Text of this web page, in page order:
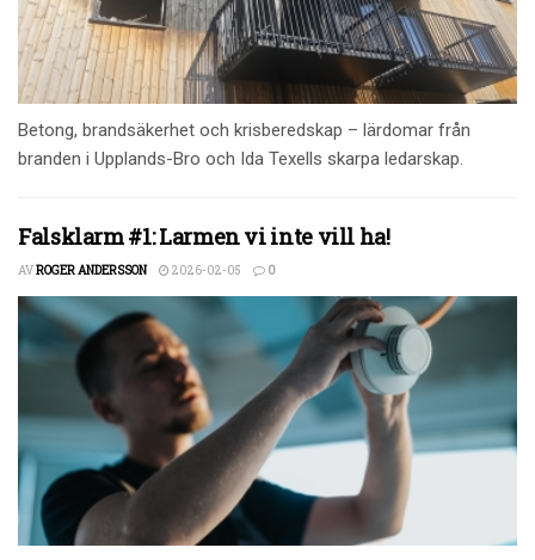
Betong, brandsäkerhet och krisberedskap – lärdomar från
branden i Upplands-Bro och Ida Texells skarpa ledarskap.
Falsklarm #1: Larmen vi inte vill ha!
AVROGER ANDERSSON 2026-02-05 0